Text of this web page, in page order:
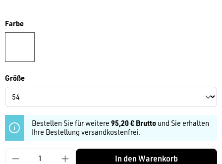
Farbeauswählen
Größeauswählen
Bestellen Sie für weitere 95,20 € Brutto und Sie erhalten
Ihre Bestellung versandkostenfrei.
Produkt Anzahl: Gib den gewünschten Wert
In den Warenkorb